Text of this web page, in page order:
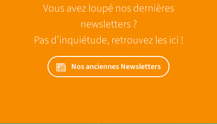
Vous avez loupé nos dernières
newsletters ?
Pas d’inquiétude, retrouvez les ici !
Nos anciennes Newsletters